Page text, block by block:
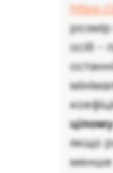
https://
осіб -
якщо
менше